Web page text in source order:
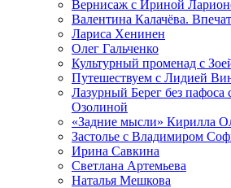
Вернисаж с Ириной
Валентина Калачёва.
Лариса Хенинен
Олег Гальченко
Культурный променад с
Путешествуем с Лидией
Лазурный Берег без пафоса
Озолиной
«Задние мысли» Кирилла
Застолье с Владимиром
Ирина Савкина
Светлана Артемьева
Наталья Мешкова